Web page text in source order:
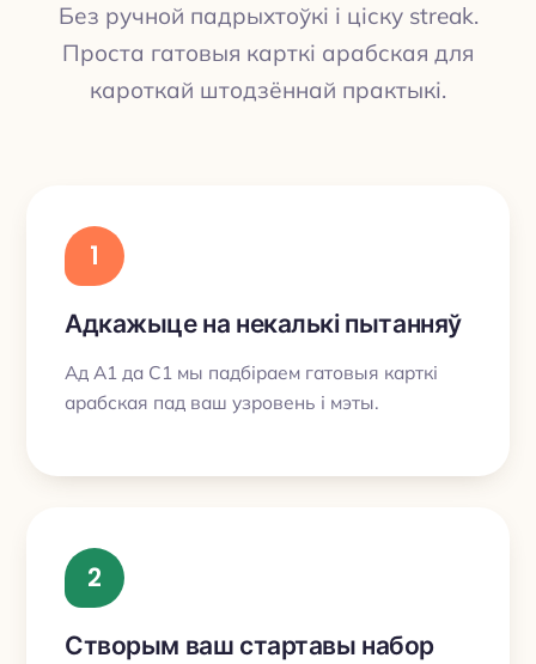
Без ручной падрыхтоўкі і ціску streak.
Проста гатовыя карткі арабская для
кароткай штодзённай практыкі.
1
Адкажыце на некалькі пытанняў
Ад A1 да C1 мы падбіраем гатовыя карткі
арабская пад ваш узровень і мэты.
2
Створым ваш стартавы набор